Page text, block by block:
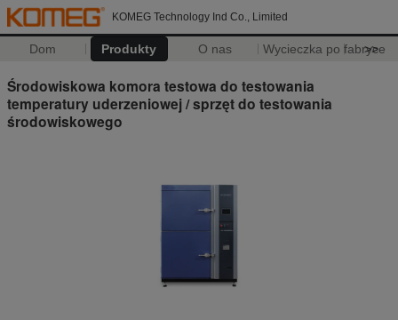
KOMEG Technology Ind Co., Limited
Dom Produkty O nas Wycieczka po fabryce
>>
Środowiskowa komora testowa do testowania
temperatury uderzeniowej / sprzęt do testowania
środowiskowego